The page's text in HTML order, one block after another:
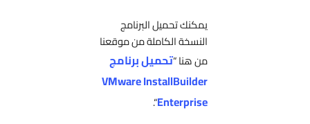
يمكنك تحميل البرنامج
النسخة الكاملة من موقعنا
من هنا “تحميل برنامج
VMware InstallBuilder
Enterprise
“.